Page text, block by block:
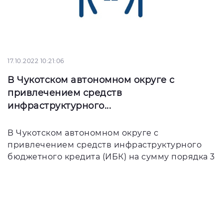
17.10.2022 10:21:06
В Чукотском автономном округе с
привлечением средств
инфраструктурного...
В Чукотском автономном округе с
привлечением средств инфраструктурного
бюджетного кредита (ИБК) на сумму порядка 3